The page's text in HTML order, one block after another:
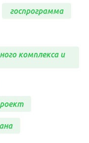
госпрограмма
комплекса и